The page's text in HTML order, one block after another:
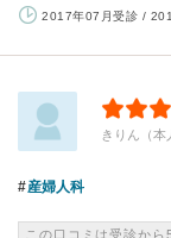
2017年07月受診 /
きりん（本
産婦人科
この口コミは受診から